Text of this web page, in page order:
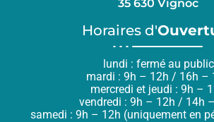
35 630 Vignoc
Horaires d'
lundi : fermé au public
mardi : 9h – 12h / 16h –
mercredi et jeudi : 9h –
vendredi : 9h – 12h / 14h
samedi : 9h – 12h (uniquement en